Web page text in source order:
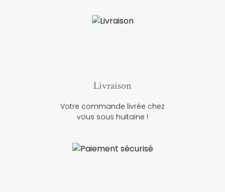
Livraison
Votre commande livrée chez
vous sous huitaine !